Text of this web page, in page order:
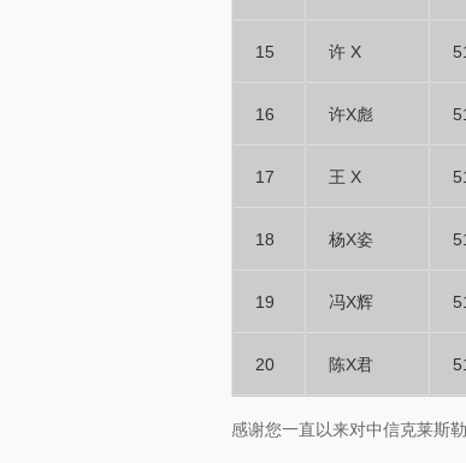
15 许 X
16 许X彪
17 王 X
18 杨X姿
19 冯X辉
20 陈X君
感谢您一直以来对中信克莱斯